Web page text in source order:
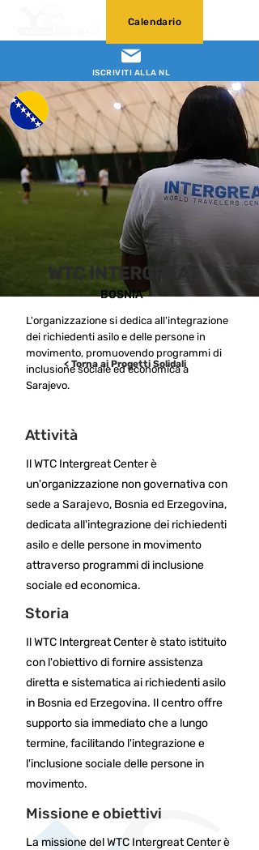
ISCRIVITI ALLA NL
Calendario
< Torna ai Progetti Solidali
Attività
Il WTC Intergreat Center è
un'organizzazione non governativa con
sede a Sarajevo, Bosnia ed Erzegovina,
dedicata all'integrazione dei richiedenti
asilo e delle persone in movimento
attraverso programmi di inclusione
sociale ed economica.
Storia
Il WTC Intergreat Center è stato istituito
con l'obiettivo di fornire assistenza
diretta e sistematica ai richiedenti asilo
in Bosnia ed Erzegovina. Il centro offre
supporto sia immediato che a lungo
termine, facilitando l'integrazione e
l'inclusione sociale delle persone in
movimento.
Missione e obiettivi
La missione del WTC Intergreat Center è
WTC INTERGREAT
BOSNIA
L'organizzazione si dedica all'integrazione
dei richiedenti asilo e delle persone in
movimento, promuovendo programmi di
inclusione sociale ed economica a
Sarajevo.